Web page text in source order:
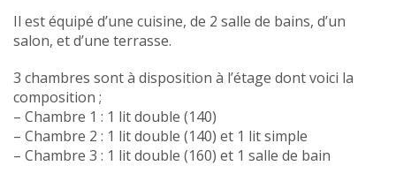
Il est équipé d’une cuisine, de 2 salle de bains, d’un
salon, et d’une terrasse.
3 chambres sont à disposition à l’étage dont voici la
composition ;
– Chambre 1 : 1 lit double (140)
– Chambre 2 : 1 lit double (140) et 1 lit simple
– Chambre 3 : 1 lit double (160) et 1 salle de bain